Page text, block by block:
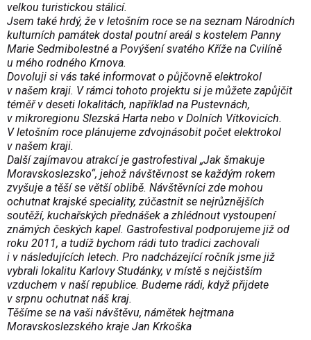
velkou turistickou stálicí.
Jsem také hrdý, že v letošním roce se na seznam Národních
kulturních památek dostal poutní areál s kostelem Panny
Marie Sedmibolestné a Povýšení svatého Kříže na Cvilíně
u mého rodného Krnova.
Dovoluji si vás také informovat o půjčovně elektrokol
v našem kraji. V rámci tohoto projektu si je můžete zapůjčit
téměř v deseti lokalitách, například na Pustevnách,
v mikroregionu Slezská Harta nebo v Dolních Vítkovicích.
V letošním roce plánujeme zdvojnásobit počet elektrokol
v našem kraji.
Další zajímavou atrakcí je gastrofestival „Jak šmakuje
Moravskoslezsko“, jehož návštěvnost se každým rokem
zvyšuje a těší se větší oblibě. Návštěvníci zde mohou
ochutnat krajské speciality, zúčastnit se nejrůznějších
soutěží, kuchařských přednášek a zhlédnout vystoupení
známých českých kapel. Gastrofestival podporujeme již od
roku 2011, a tudíž bychom rádi tuto tradici zachovali
i v následujících letech. Pro nadcházející ročník jsme již
vybrali lokalitu Karlovy Studánky, v místě s nejčistším
vzduchem v naší republice. Budeme rádi, když přijdete
v srpnu ochutnat náš kraj.
Těšíme se na vaši návštěvu, námětek hejtmana
Moravskoslezského kraje Jan Krkoška